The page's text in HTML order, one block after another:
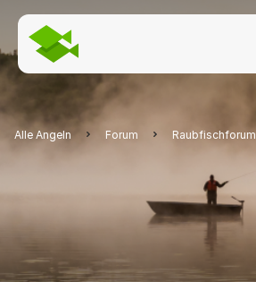
Alle Angeln Forum Raubfischforum